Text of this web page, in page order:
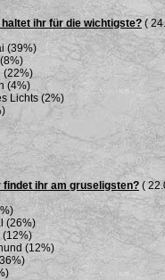
haltet ihr für die wichtigste? (
(39%)
(22%)
(4%)
Lichts (2%)
findet ihr am gruseligsten? (
(26%)
(12%)
(12%)